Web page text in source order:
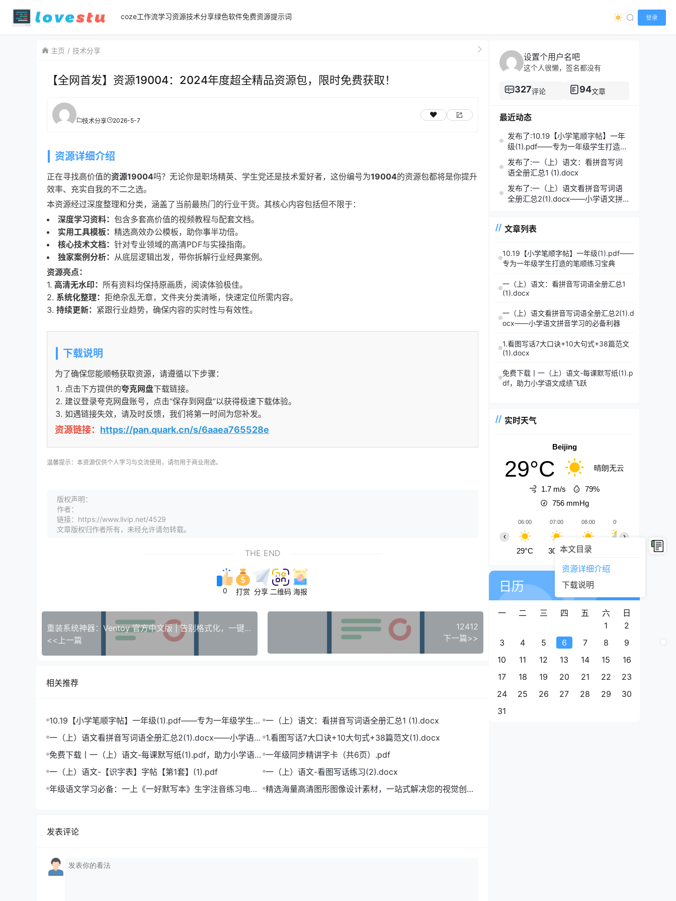
本文目录
资源详细介绍
下载说明
coze工作流学习资源技术分享绿色软件免费资源提示词 登录
主页 技术分享
【全网首发】资源19004：2024年度超全精品资源包，限时免费获取！
技术分享 2026-5-7
资源详细介绍
正在寻找高价值的资源19004吗？无论你是职场精英、学生党还是技术爱好者，这份编号为19004的资源包都将是你提升
效率、充实自我的不二之选。
本资源经过深度整理和分类，涵盖了当前最热门的行业干货。其核心内容包括但不限于：
深度学习资料： 包含多套高价值的视频教程与配套文档。
实用工具模板： 精选高效办公模板，助你事半功倍。
核心技术文档： 针对专业领域的高清PDF与实操指南。
独家案例分析： 从底层逻辑出发，带你拆解行业经典案例。
资源亮点：
1. 高清无水印： 所有资料均保持原画质，阅读体验极佳。
2. 系统化整理： 拒绝杂乱无章，文件夹分类清晰，快速定位所需内容。
3. 持续更新： 紧跟行业趋势，确保内容的实时性与有效性。
下载说明
为了确保您能顺畅获取资源，请遵循以下步骤：
点击下方提供的夸克网盘下载链接。
建议登录夸克网盘账号，点击“保存到网盘”以获得极速下载体验。
如遇链接失效，请及时反馈，我们将第一时间为您补发。
资源链接： https://pan.quark.cn/s/6aaea765528e
温馨提示：本资源仅供个人学习与交流使用，请勿用于商业用途。
版权声明：
作者：
链接：https://www.livip.net/4529
文章版权归作者所有，未经允许请勿转载。
THE END
0 打赏 分享 二维码 海报
重装系统神器：Ventoy 官方中文版 | 告别格式化，一键制作万能U盘启动盘
<<上一篇
12412
下一篇>>
相关推荐
10.19【小学笔顺字帖】一年级(1).pdf——专为一年级学生打
造的笔顺练习宝典
一（上）语文：看拼音写词语全册汇总1 (1).docx
一（上）语文看拼音写词语全册汇总2(1).docx——小学语文
拼音学习的必备利器
1.看图写话7大口诀+10大句式+38篇范文(1).docx
免费下载丨一（上）语文-每课默写纸(1).pdf，助力小学语文
成绩飞跃
一年级同步精讲字卡（共6页）.pdf
一（上）语文-【识字表】字帖【第1套】(1).pdf
一（上）语文-看图写话练习(2).docx
年级语文学习必备：一上《一好默写本》生字注音练习电子
精选海量高清图形图像设计素材，一站式解决您的视觉创作
发表评论
设置个用户名吧
这个人很懒，签名都没有
327评论 94文章
最近动态
发布了:10.19【小学笔顺字帖】一年
级(1).pdf——专为一年级学生打造的
笔顺练习宝典
发布了:一（上）语文：看拼音写词
语全册汇总1 (1).docx
发布了:一（上）语文看拼音写词语
全册汇总2(1).docx——小学语文拼
文章列表
10.19【小学笔顺字帖】一年级(1).pdf——
专为一年级学生打造的笔顺练习宝典
一（上）语文：看拼音写词语全册汇总1
(1).docx
一（上）语文看拼音写词语全册汇总2(1).d
ocx——小学语文拼音学习的必备利器
1.看图写话7大口诀+10大句式+38篇范文
(1).docx
免费下载丨一（上）语文-每课默写纸(1).p
df，助力小学语文成绩飞跃
实时天气
Beijing
29°C 晴朗无云
1.7 m/s
79%
756 mmHg
06:00
29°C
07:00
30°C
08:00
32°C
09:00
35°C
‹ ›
日历
8月
星期四
一 二 三 四 五 六
日
1
2
3
4 5 6 7 8
9
10
11 12 13 14 15
16
17
18 19 20 21 22
23
24
25 26 27 28 29
30
31